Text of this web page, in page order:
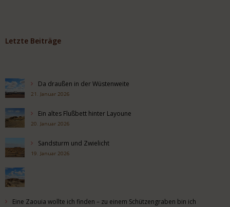
Letzte Beiträge
Da draußen in der Wüstenweite
21. Januar 2026
Ein altes Flußbett hinter Layoune
20. Januar 2026
Sandsturm und Zwielicht
19. Januar 2026
Eine Zaouia wollte ich finden – zu einem Schützengraben bin ich